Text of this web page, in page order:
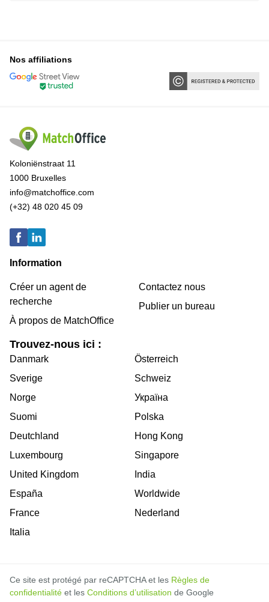
Nos affiliations
Koloniënstraat 11
1000 Bruxelles
info@matchoffice.com
(+32) 48 020 45 09
Information
Créer un agent de
recherche
À propos de MatchOffice
Contactez nous
Publier un bureau
Trouvez-nous ici :
Danmark
Sverige
Norge
Suomi
Deutchland
Luxembourg
United Kingdom
España
France
Italia
Österreich
Schweiz
Україна
Polska
Hong Kong
Singapore
India
Worldwide
Nederland
Ce site est protégé par reCAPTCHA et les Règles de
confidentialité et les Conditions d’utilisation de Google